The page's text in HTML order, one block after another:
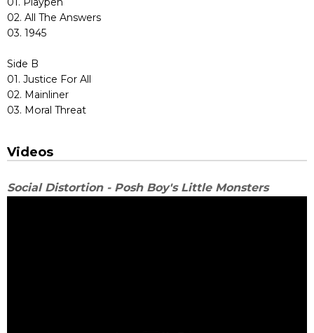
02. All The Answers
03. 1945
Side B
01. Justice For All
02. Mainliner
03. Moral Threat
Videos
Social Distortion - Posh Boy's Little Monsters